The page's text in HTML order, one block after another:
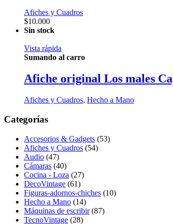
Afiches y Cuadros
$10.000
Sin stock
Vista rápida
Sumando al carro
Afiche original Los males
Afiches y Cuadros, Hecho a Mano
Categorías
Accesorios & Gadgets (53)
Afiches y Cuadros (54)
Audio (47)
Cámaras (40)
Cocina - Loza (27)
DecoVintage (61)
Figuras-adornos-chiches (10)
Hecho a Mano (14)
Máquinas de escribir (87)
TecnoVintage (28)